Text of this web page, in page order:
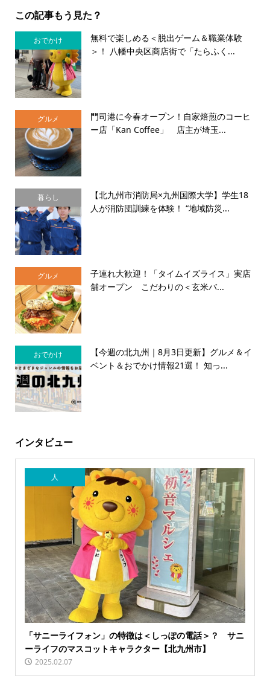
この記事もう見た？
おでかけ
無料で楽しめる＜脱出ゲーム＆職業体験
＞！ 八幡中央区商店街で「たらふく...
グルメ
門司港に今春オープン！自家焙煎のコーヒ
ー店「Kan Coffee」 店主が埼玉...
暮らし
【北九州市消防局×九州国際大学】学生18
人が消防団訓練を体験！ “地域防災...
グルメ
子連れ大歓迎！「タイムイズライス」実店
舗オープン こだわりの＜玄米バ...
おでかけ
【今週の北九州｜8月3日更新】グルメ＆イ
ベント＆おでかけ情報21選！ 知っ...
インタビュー
人
「サニーライフォン」の特徴は＜しっぽの電話＞？ サニ
ーライフのマスコットキャラクター【北九州市】
2025.02.07